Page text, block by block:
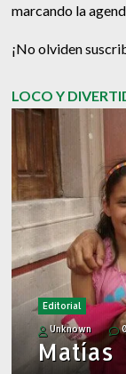
marcando la
¡No olviden
LOCO Y
Editorial
Unknown
Matías